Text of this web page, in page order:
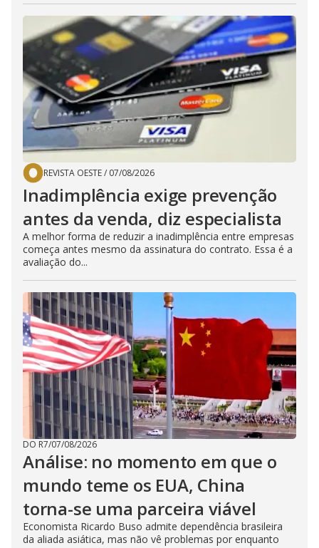
REVISTA OESTE/ 07/08/2026
Inadimplência exige prevenção
antes da venda, diz especialista
A melhor forma de reduzir a inadimplência entre empresas
começa antes mesmo da assinatura do contrato. Essa é a
avaliação do...
DO R7/07/08/2026
Análise: no momento em que o
mundo teme os EUA, China
torna-se uma parceira viável
Economista Ricardo Buso admite dependência brasileira
da aliada asiática, mas não vê problemas por enquanto